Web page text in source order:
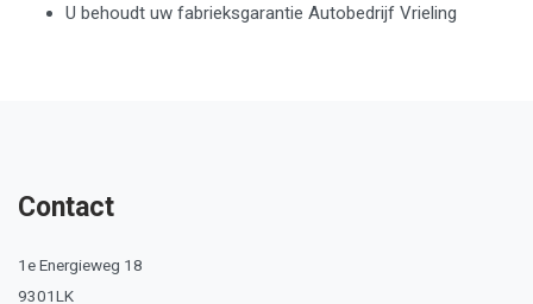
U behoudt uw fabrieksgarantie Autobedrijf Vrieling
Contact
1e Energieweg 18
9301LK